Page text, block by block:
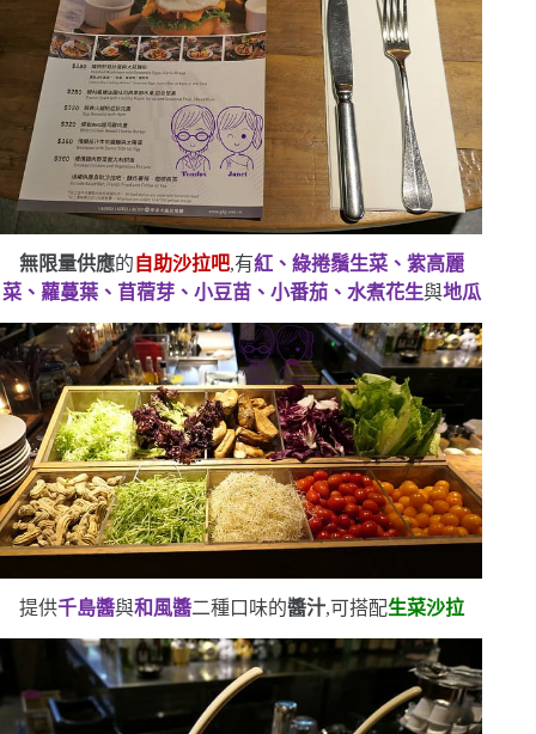
無限量供應的 自助沙拉吧,有紅、綠捲鬚生菜、紫高麗
菜、蘿蔓葉、苜蓿芽、小豆苗、小番茄、水煮花生與地瓜
提供千島醬與和風醬二種口味的醬汁,可搭配生菜沙拉